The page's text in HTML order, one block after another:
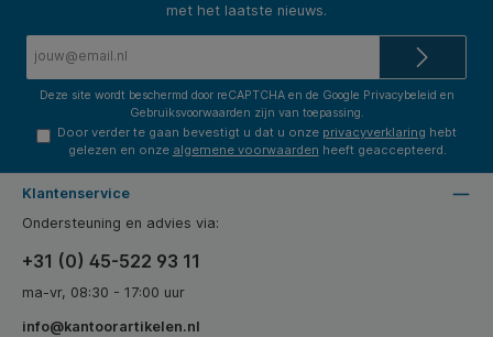
met het laatste nieuws.
Deze site wordt beschermd door reCAPTCHA en de Google Privacybeleid en
Gebruiksvoorwaarden zijn van toepassing.
Door verder te gaan bevestigt u dat u onze privacyverklaring hebt
gelezen en onze algemene voorwaarden heeft geaccepteerd.
Klantenservice
Ondersteuning en advies via:
+31 (0) 45-522 93 11
ma-vr, 08:30 - 17:00 uur
info@kantoorartikelen.nl